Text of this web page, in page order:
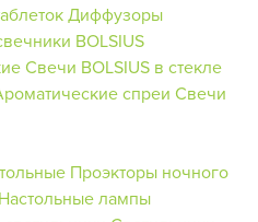
Диффузоры
BOLSIUS
Свечи BOLSIUS в стекле
спреи Свечи
Проэкторы ночного
Настольные лампы